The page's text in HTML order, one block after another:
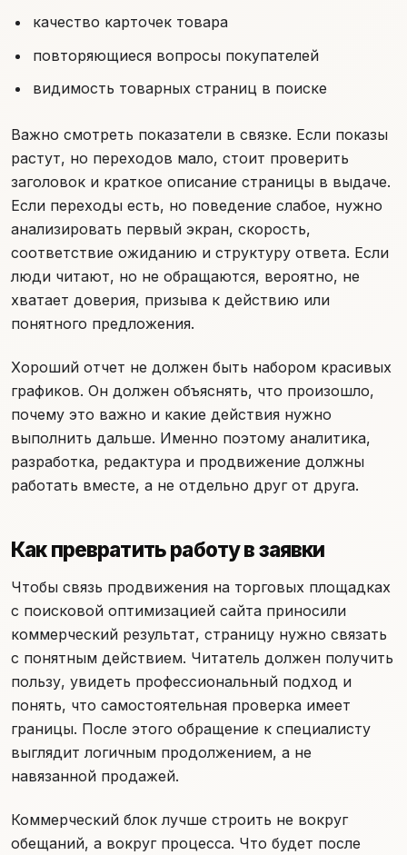
качество карточек товара
повторяющиеся вопросы покупателей
видимость товарных страниц в поиске
Важно смотреть показатели в связке. Если показы
растут, но переходов мало, стоит проверить
заголовок и краткое описание страницы в выдаче.
Если переходы есть, но поведение слабое, нужно
анализировать первый экран, скорость,
соответствие ожиданию и структуру ответа. Если
люди читают, но не обращаются, вероятно, не
хватает доверия, призыва к действию или
понятного предложения.
Хороший отчет не должен быть набором красивых
графиков. Он должен объяснять, что произошло,
почему это важно и какие действия нужно
выполнить дальше. Именно поэтому аналитика,
разработка, редактура и продвижение должны
работать вместе, а не отдельно друг от друга.
Как превратить работу в заявки
Чтобы связь продвижения на торговых площадках
с поисковой оптимизацией сайта приносили
коммерческий результат, страницу нужно связать
с понятным действием. Читатель должен получить
пользу, увидеть профессиональный подход и
понять, что самостоятельная проверка имеет
границы. После этого обращение к специалисту
выглядит логичным продолжением, а не
навязанной продажей.
Коммерческий блок лучше строить не вокруг
обещаний, а вокруг процесса. Что будет после